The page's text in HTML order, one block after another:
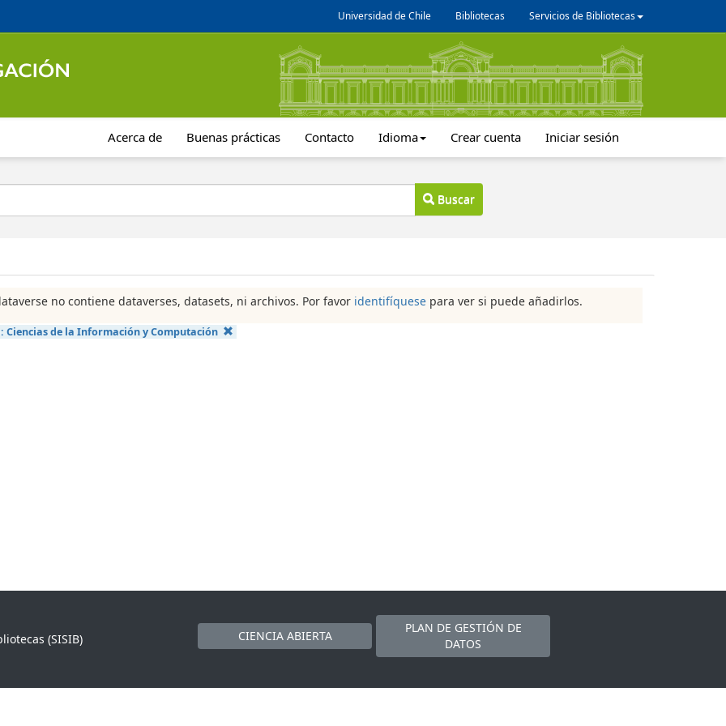
Universidad de Chile Bibliotecas Servicios de Bibliotecas
Acerca de Buenas prácticas Contacto Idioma Crear cuenta Iniciar sesión
Buscar
no contiene dataverses, datasets, ni archivos. Por favor identifíquese para ver si puede añadirlos.
Ciencias de la Información y Computación
(SISIB)
CIENCIA ABIERTA
PLAN DE GESTIÓN DE
DATOS